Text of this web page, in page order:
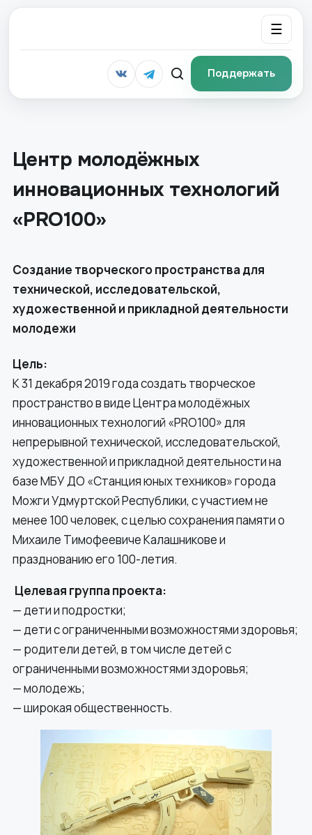
☰
Поддержать
Центр молодёжных
инновационных технологий
«PRO100»
Создание творческого пространства для
технической, исследовательской,
художественной и прикладной деятельности
молодежи
Цель:
К 31 декабря 2019 года создать творческое
пространство в виде Центра молодёжных
инновационных технологий «PRO100» для
непрерывной технической, исследовательской,
художественной и прикладной деятельности на
базе МБУ ДО «Станция юных техников» города
Можги Удмуртской Республики, с участием не
менее 100 человек, с целью сохранения памяти о
Михаиле Тимофеевиче Калашникове и
празднованию его 100-летия.
Целевая группа проекта:
— дети и подростки;
— дети с ограниченными возможностями здоровья;
— родители детей, в том числе детей с
ограниченными возможностями здоровья;
— молодежь;
— широкая общественность.